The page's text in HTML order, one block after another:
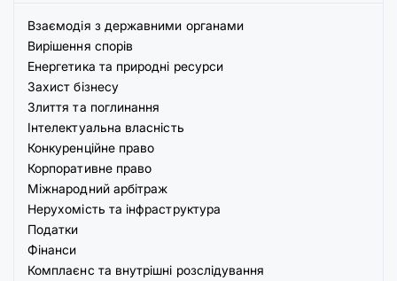
Взаємодія з державними органами
Вирішення спорів
Енергетика та природні ресурси
Захист бізнесу
Злиття та поглинання
Інтелектуальна власність
Конкуренційне право
Корпоративне право
Міжнародний арбітраж
Нерухомість та інфраструктура
Податки
Фінанси
Комплаєнс та внутрішні розслідування